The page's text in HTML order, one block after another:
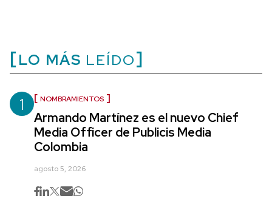
LO MÁS LEÍDO
1 NOMBRAMIENTOS
Armando Martínez es el nuevo Chief
Media Officer de Publicis Media
Colombia
agosto 5, 2026